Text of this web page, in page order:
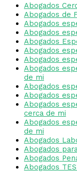
Abogados
Abogados de
Abogados
Abogados
Abogados
Abogados
Abogados
Abogados
de mi
Abogados
Abogados
Abogados
cerca de mi
Abogados
de mi
Abogados
Abogados
Abogados
Abogados